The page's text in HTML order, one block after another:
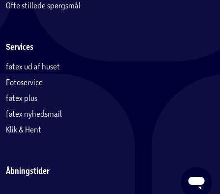
Ofte stillede spørgsmål
Services
føtex ud af huset
Fotoservice
føtex plus
føtex nyhedsmail
Klik & Hent
Åbningstider